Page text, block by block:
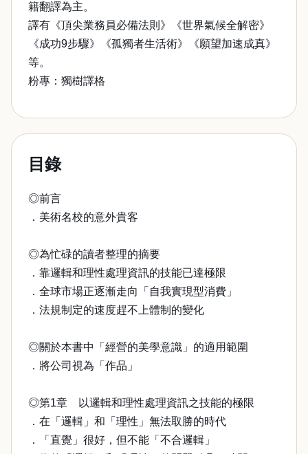
籍翻譯為主。
譯有《頂尖業務員必備法則》《世界氣候全解密》
《成功9步驟》《孤獨者生活術》《願望加速成真》
等。
粉專：獨樹譯格
目錄
◎前言
．美術名校的意外貴客
◎為忙碌的讀者整理的摘要
．靠邏輯和理性處理資訊的技能已達極限
．全球市場正逐漸走向「自我實現型消費」
．法規制定的速度趕不上體制的變化
◎關於本書中「經營的美學意識」的適用範圍
．將公司視為「作品」
◎第1章 以邏輯和理性處理資訊之技能的極限
．在「邏輯」和「理性」無法取勝的時代
．「直覺」很好，但不能「不合邏輯」